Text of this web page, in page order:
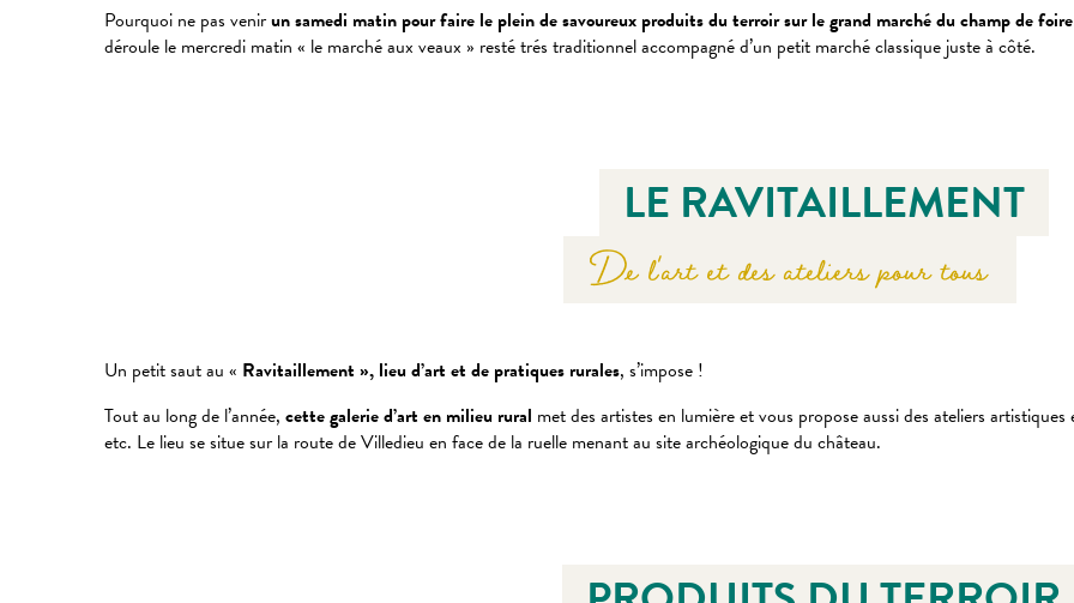
Pourquoi ne pas venirun samedi matin pour faire le plein de savoureux produits du terroir sur le grand marché du champ de foire
déroule le mercredi matin « le marché aux veaux » resté trés traditionnel accompagné d’un petit marché classique juste à côté.
LE RAVITAILLEMENT
De l'art et des ateliers pour tous
Un petit saut au « Ravitaillement », lieu d’art et de pratiques rurales, s’impose !
Tout au long de l’année, cette galerie d’art en milieu rural met des artistes en lumière et vous propose aussi des ateliers
etc. Le lieu se situe sur la route de Villedieu en face de la ruelle menant au site archéologique du château.